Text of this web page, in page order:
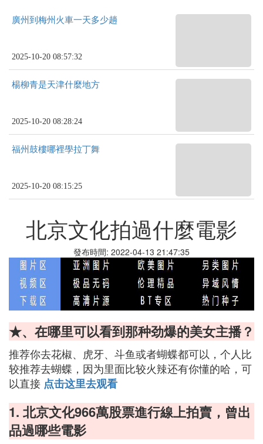
廣州到梅州火車一天多少趟
2025-10-20 08:57:32
楊柳青是天津什麼地方
2025-10-20 08:28:24
福州鼓樓哪裡學拉丁舞
2025-10-20 08:15:25
北京文化拍過什麼電影
發布時間: 2022-04-13 21:47:35
★、在哪里可以看到那种劲爆的美女主播？
推荐你去花椒、虎牙、斗鱼或者蝴蝶都可以，个人比
较推荐去蝴蝶，因为里面比较火辣还有你懂的哈，可
以直接 点击这里去观看
1. 北京文化966萬股票進行線上拍賣，曾出
品過哪些電影